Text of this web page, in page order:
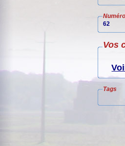
62
Vos
Tags